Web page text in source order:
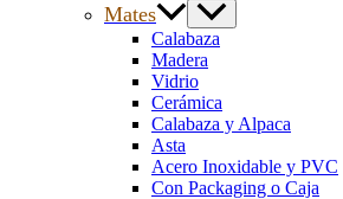
Mates
Calabaza
Madera
Vidrio
Cerámica
Calabaza y Alpaca
Asta
Acero Inoxidable y PVC
Con Packaging o Caja